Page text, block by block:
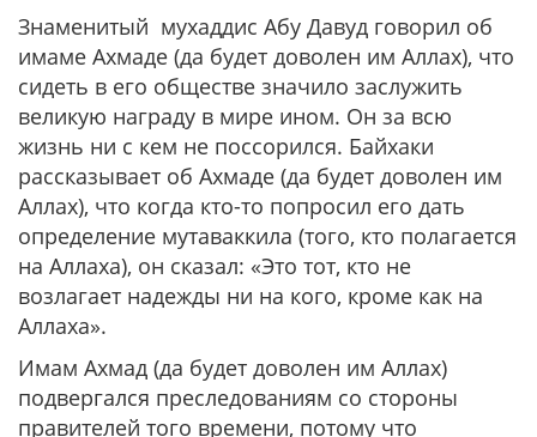
Знаменитый мухаддис Абу Давуд говорил об
имаме Ахмаде (да будет доволен им Аллах), что
сидеть в его обществе значило заслужить
великую награду в мире ином. Он за всю
жизнь ни с кем не поссорился. Байхаки
рассказывает об Ахмаде (да будет доволен им
Аллах), что когда кто-то попросил его дать
определение мутаваккила (того, кто полагается
на Аллаха), он сказал: «Это тот, кто не
возлагает надежды ни на кого, кроме как на
Аллаха».
Имам Ахмад (да будет доволен им Аллах)
подвергался преследованиям со стороны
правителей того времени, потому что